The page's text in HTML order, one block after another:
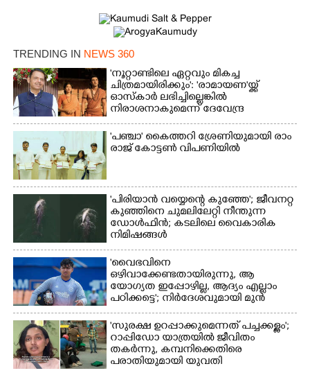
TRENDING IN NEWS 360
'നൂറ്റാണ്ടിലെ ഏറ്റവും മികച്ച
ചിത്രമായിരിക്കും': 'രാമായണ'യ്ക്ക്
ഓസ്കാ‌ർ ലഭിച്ചില്ലെങ്കിൽ
നിരാശനാകുമെന്ന് ദേവേന്ദ്ര
ഫഡ്നാവിസ്
'​പ​ഞ്ചാ​'​ ​കൈ​ത്ത​റി​ ​ശ്രേ​ണി​യു​മാ​യി​ ​രാം​
രാ​ജ് ​കോ​ട്ടൺ വിപണിയിൽ
'പിരിയാൻ വയ്യെന്റെ കുഞ്ഞേ'; ജീവനറ്റ
കുഞ്ഞിനെ ചുമലിലേറ്റി നീന്തുന്ന
ഡോൾഫിൻ; കടലിലെ വൈകാരിക
നിമിഷങ്ങൾ
'വൈഭവിനെ
ഒഴിവാക്കേണ്ടതായിരുന്നു,​ ആ
യോഗ്യത ഇപ്പോഴില്ല, ആദ്യം എല്ലാം
പഠിക്കട്ടെ'; നിർദേശവുമായി മുൻ
ക്രിക്കറ്റ് താരം
'സുരക്ഷ ഉറപ്പാക്കുമെന്നത് പച്ചക്കള്ളം';
റാപ്പിഡോ യാത്രയിൽ ജീവിതം
തകർന്നു, കമ്പനിക്കെതിരെ
പരാതിയുമായി യുവതി